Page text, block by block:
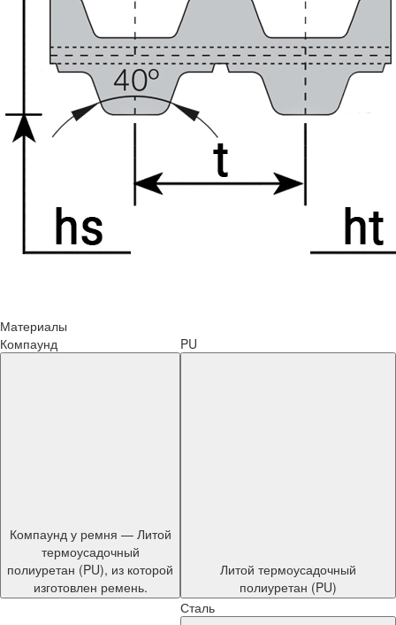
Материалы
Компаунд
Компаунд у ремня — Литой
термоусадочный
полиуретан (PU), из которой
изготовлен ремень.
PU
Литой термоусадочный
полиуретан (PU)
Сталь